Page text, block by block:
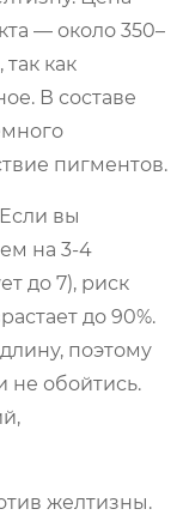
— около 350–
как
В составе
пигментов.
вы
на 3-4
до 7), риск
до 90%.
поэтому
не обойтись.
желтизны.